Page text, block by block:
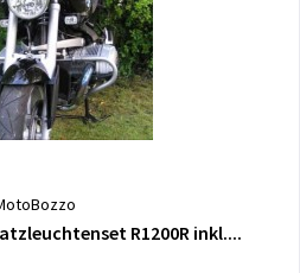
R1200R inkl....